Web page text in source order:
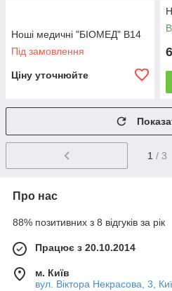
Ноші медичні "БІОМЕД" B14
Під замовлення
Ціну уточнюйте
1 / 3
Про нас
88% позитивних з 8 відгуків за рік
Працює з 20.10.2014
м. Київ
вул. Вiктора Некрасова, 3,